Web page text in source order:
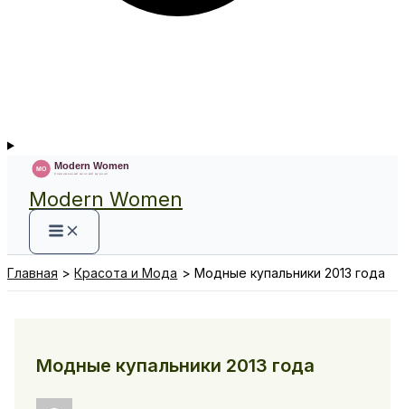
Modern Women
Главная Красота и Мода Модные купальники 2013 года
Модные купальники 2013 года